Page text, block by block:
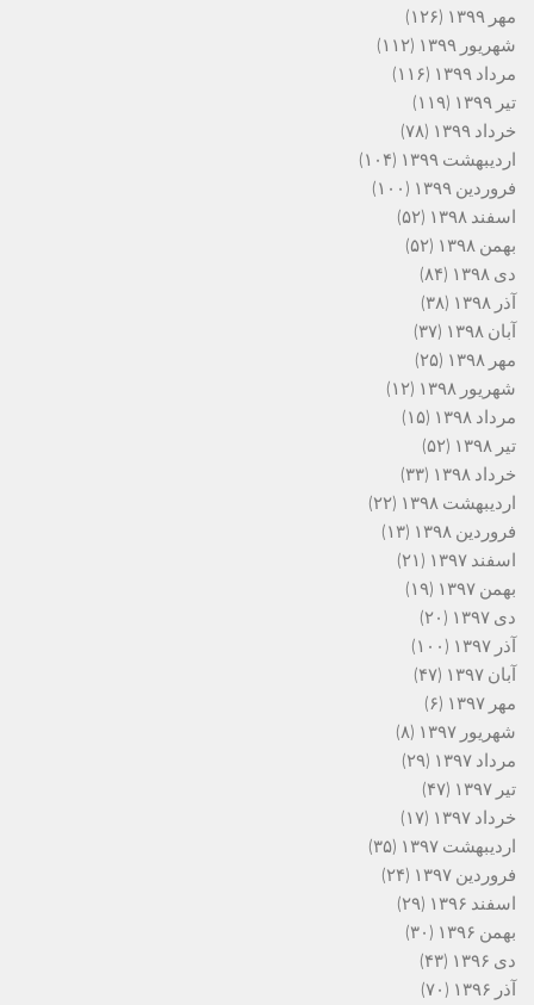
مهر ۱۳۹۹
(۱۲۶)
شهریور ۱۳۹۹
(۱۱۲)
مرداد ۱۳۹۹
(۱۱۶)
تیر ۱۳۹۹
(۱۱۹)
خرداد ۱۳۹۹
(۷۸)
اردیبهشت ۱۳۹۹
(۱۰۴)
فروردین ۱۳۹۹
(۱۰۰)
اسفند ۱۳۹۸
(۵۲)
بهمن ۱۳۹۸
(۵۲)
دی ۱۳۹۸
(۸۴)
آذر ۱۳۹۸
(۳۸)
آبان ۱۳۹۸
(۳۷)
مهر ۱۳۹۸
(۲۵)
شهریور ۱۳۹۸
(۱۲)
مرداد ۱۳۹۸
(۱۵)
تیر ۱۳۹۸
(۵۲)
خرداد ۱۳۹۸
(۳۳)
اردیبهشت ۱۳۹۸
(۲۲)
فروردین ۱۳۹۸
(۱۳)
اسفند ۱۳۹۷
(۲۱)
بهمن ۱۳۹۷
(۱۹)
دی ۱۳۹۷
(۲۰)
آذر ۱۳۹۷
(۱۰۰)
آبان ۱۳۹۷
(۴۷)
مهر ۱۳۹۷
(۶)
شهریور ۱۳۹۷
(۸)
مرداد ۱۳۹۷
(۲۹)
تیر ۱۳۹۷
(۴۷)
خرداد ۱۳۹۷
(۱۷)
اردیبهشت ۱۳۹۷
(۳۵)
فروردین ۱۳۹۷
(۲۴)
اسفند ۱۳۹۶
(۲۹)
بهمن ۱۳۹۶
(۳۰)
دی ۱۳۹۶
(۴۳)
آذر ۱۳۹۶
(۷۰)